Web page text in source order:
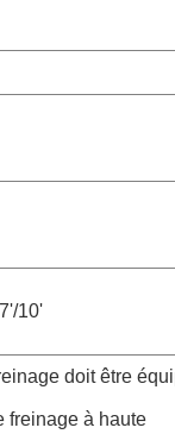
10'
doit être
freinage à haute